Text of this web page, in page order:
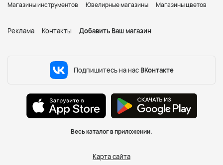
Магазины инструментов
Ювелирные магазины Магазины цветов
Реклама Контакты Добавить Ваш магазин
Подпишитесь на нас ВКонтакте
Весь каталог в приложении.
Карта сайта